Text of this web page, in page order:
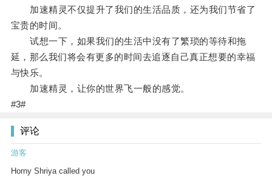
加速精灵不仅提升了我们的生活品质，还为我们节省了
宝贵的时间。
试想一下，如果我们的生活中没有了繁琐的等待和拖
延，那么我们将会有更多的时间去追逐自己真正想要的幸福
与快乐。
加速精灵，让你的世界飞一般的感觉。
#3#
评论
游客
Horny Shriya called you